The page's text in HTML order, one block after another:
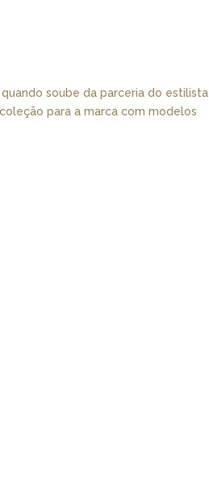
soube da parceria do estilista
para a marca com modelos